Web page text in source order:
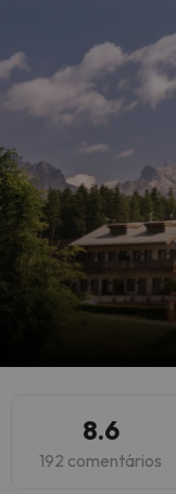
8.6
192 comentários